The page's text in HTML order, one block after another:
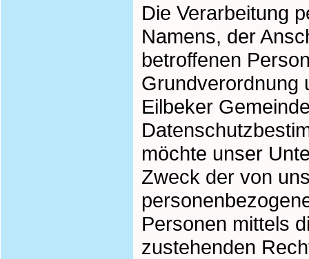
Die Verarbeitung
Namens, der
betroffenen
Grundverordnung
Eilbeker
möchte unser
Zweck der von
Personen mittels
zustehenden